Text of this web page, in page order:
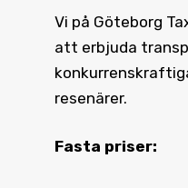
Vi på Göteborg
att erbjuda
resenärer.
Fasta priser: